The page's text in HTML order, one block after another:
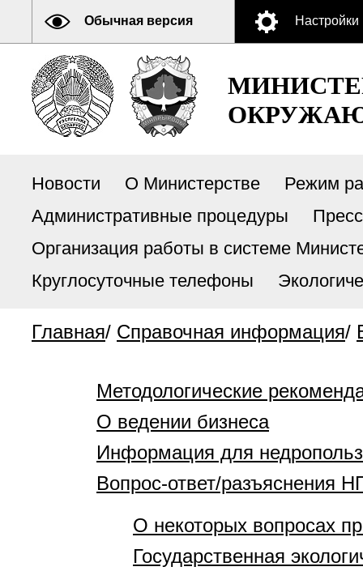
Обычная версия Настройки
Новости О Министерстве
Режим
Административные процедуры
Организация работы в системе
Круглосуточные телефоны
Главная/ Справочная информация/
Методологические
О ведении бизнеса
Информация для
Вопрос-ответ/разъяснения
О некоторых вопросах
Государственная